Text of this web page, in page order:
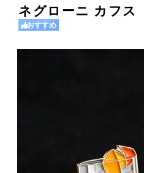
ネグローニ カフス
おすすめ